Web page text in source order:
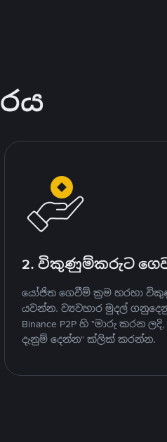
2. විකුණුම්කරුට
යෝජිත ගෙවීම් ක්‍රම හරහා
යවන්න. ව්‍යවහාර මුදල්
Binance P2P හි "මාරු කරන
දැනුම් දෙන්න" ක්ලික් කරන්න.